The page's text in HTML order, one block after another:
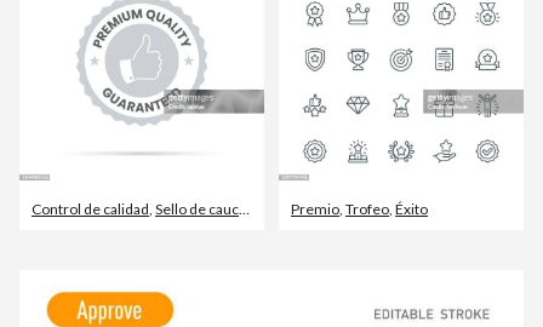
Control de calidad Sello de caucho Premio Trofeo Éxito